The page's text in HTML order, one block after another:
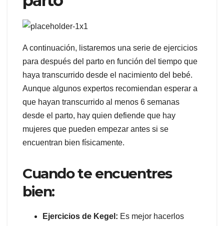
A continuación, listaremos una serie de ejercicios
para después del parto en función del tiempo que
haya transcurrido desde el nacimiento del bebé.
Aunque algunos expertos recomiendan esperar a
que hayan transcurrido al menos 6 semanas
desde el parto, hay quien defiende que hay
mujeres que pueden empezar antes si se
encuentran bien físicamente.
Cuando te encuentres
bien:
Ejercicios de Kegel: Es mejor hacerlos